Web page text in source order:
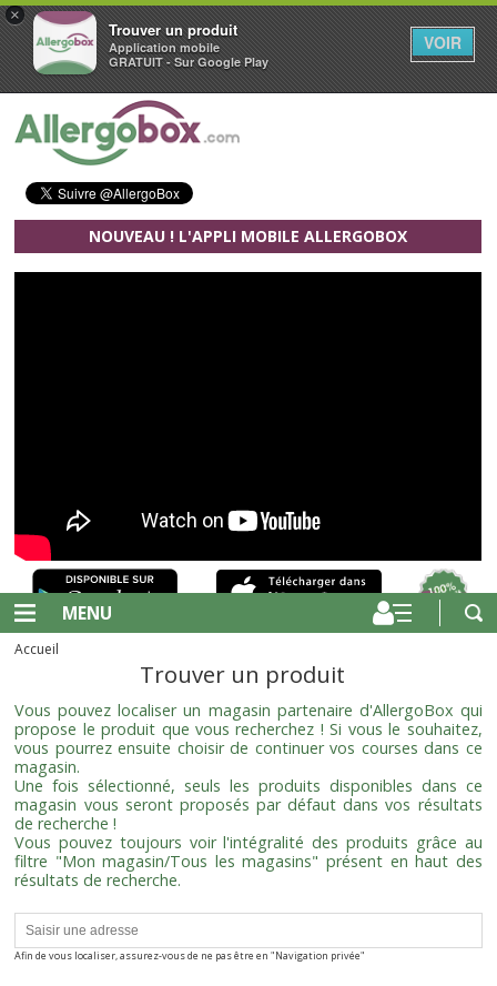
×
Trouver un produit
Application mobile
GRATUIT - Sur Google Play
VOIR
Aller au contenu principal
NOUVEAU ! L'APPLI MOBILE ALLERGOBOX
MENU
Accueil
Trouver un produit
Vous pouvez localiser un magasin partenaire d'AllergoBox qui
propose le produit que vous recherchez ! Si vous le souhaitez,
vous pourrez ensuite choisir de continuer vos courses dans ce
magasin.
Une fois sélectionné, seuls les produits disponibles dans ce
magasin vous seront proposés par défaut dans vos résultats
de recherche !
Vous pouvez toujours voir l'intégralité des produits grâce au
filtre "Mon magasin/Tous les magasins" présent en haut des
résultats de recherche.
Afin de vous localiser, assurez-vous de ne pas être en "Navigation privée"